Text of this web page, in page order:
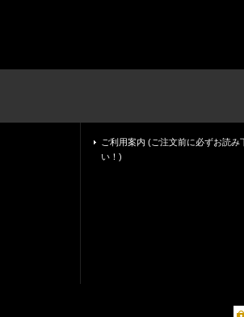
ご利用案内 (ご注文前に必ずお読み
い！)